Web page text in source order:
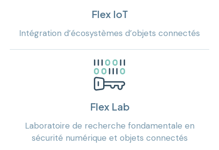
Flex IoT
Intégration d’écosystèmes d’objets connectés
Flex Lab
Laboratoire de recherche fondamentale en
sécurité numérique et objets connectés